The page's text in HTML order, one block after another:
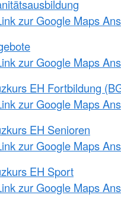
zur Google Maps
zur Google Maps
EH Fortbildung
zur Google Maps
EH Senioren
zur Google Maps
EH Sport
zur Google Maps